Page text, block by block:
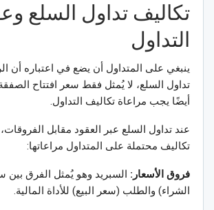
تكاليف تداول السلع
التداول
ينبغي على المتداول أن يضع في اعتباره أن
تداول السلع، لا يُمثل فقط سعر افتتاح الصفقة
أيضًا يجب مراعاة تكاليف التداول.
عند تداول السلع عبر العقود مقابل الفروقات،
تكاليف محتملة على المتداول مراعاتها:
فروق الأسعار: السبريد وهو يُمثل الفرق
الشراء) والطلب (سعر البيع) للأداة المالية.